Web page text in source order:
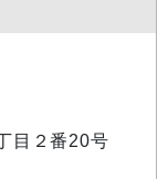
目２番20号